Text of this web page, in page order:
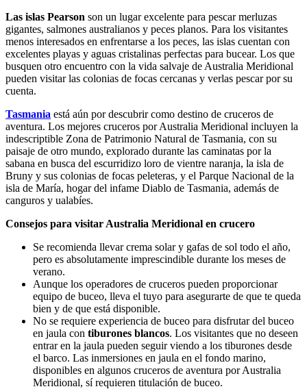
Las islas Pearson son un lugar excelente para pescar merluzas
gigantes, salmones australianos y peces planos. Para los visitantes
menos interesados en enfrentarse a los peces, las islas cuentan con
excelentes playas y aguas cristalinas perfectas para bucear. Los que
busquen otro encuentro con la vida salvaje de Australia Meridional
pueden visitar las colonias de focas cercanas y verlas pescar por su
cuenta.
Tasmania está aún por descubrir como destino de cruceros de
aventura. Los mejores cruceros por Australia Meridional incluyen la
indescriptible Zona de Patrimonio Natural de Tasmania, con su
paisaje de otro mundo, explorado durante las caminatas por la
sabana en busca del escurridizo loro de vientre naranja, la isla de
Bruny y sus colonias de focas peleteras, y el Parque Nacional de la
isla de María, hogar del infame Diablo de Tasmania, además de
canguros y ualabíes.
Consejos para visitar Australia Meridional en crucero
Se recomienda llevar crema solar y gafas de sol todo el año,
pero es absolutamente imprescindible durante los meses de
verano.
Aunque los operadores de cruceros pueden proporcionar
equipo de buceo, lleva el tuyo para asegurarte de que te queda
bien y de que está disponible.
No se requiere experiencia de buceo para disfrutar del buceo
en jaula con tiburones blancos. Los visitantes que no deseen
entrar en la jaula pueden seguir viendo a los tiburones desde
el barco. Las inmersiones en jaula en el fondo marino,
disponibles en algunos cruceros de aventura por Australia
Meridional, sí requieren titulación de buceo.